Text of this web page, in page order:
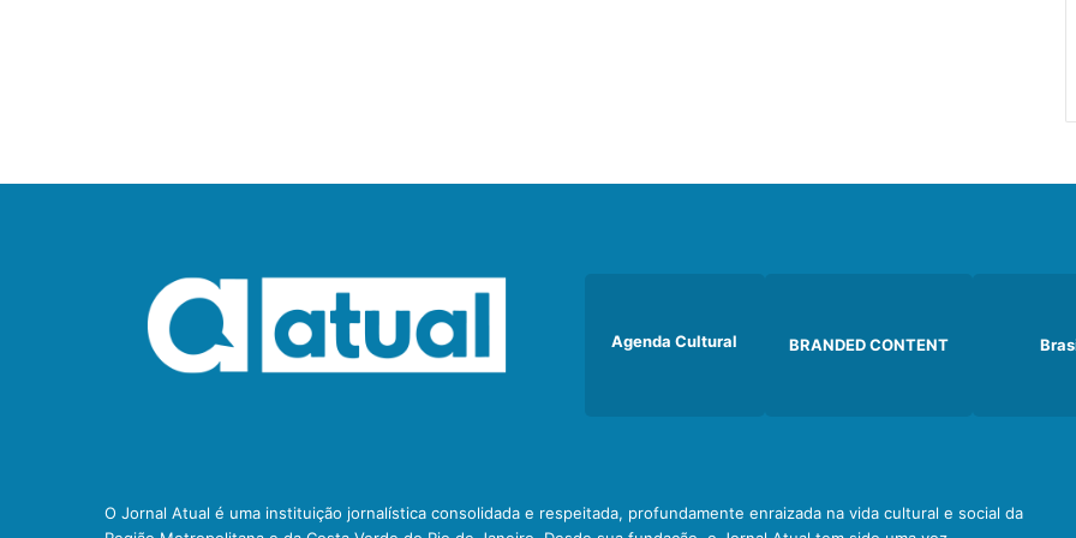
Agenda Cultural BRANDED CONTENT
O Jornal Atual é uma instituição jornalística consolidada e respeitada, profundamente enraizada na vida cultural e social da